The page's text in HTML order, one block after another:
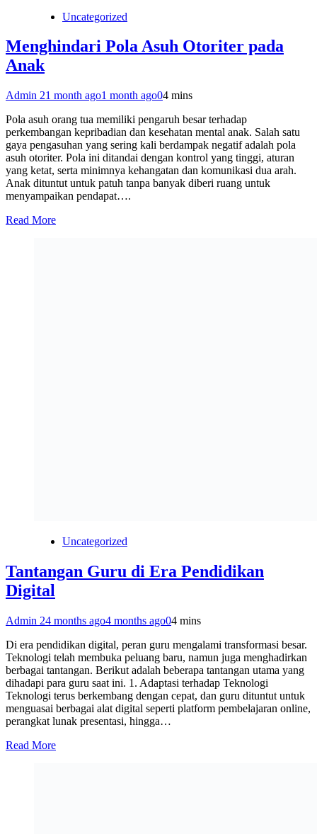
Uncategorized
Menghindari Pola Asuh Otoriter pada
Anak
Admin 21 month ago1 month ago04 mins
Pola asuh orang tua memiliki pengaruh besar terhadap
perkembangan kepribadian dan kesehatan mental anak. Salah satu
gaya pengasuhan yang sering kali berdampak negatif adalah pola
asuh otoriter. Pola ini ditandai dengan kontrol yang tinggi, aturan
yang ketat, serta minimnya kehangatan dan komunikasi dua arah.
Anak dituntut untuk patuh tanpa banyak diberi ruang untuk
menyampaikan pendapat….
Read More
Uncategorized
Tantangan Guru di Era Pendidikan
Digital
Admin 24 months ago4 months ago04 mins
Di era pendidikan digital, peran guru mengalami transformasi besar.
Teknologi telah membuka peluang baru, namun juga menghadirkan
berbagai tantangan. Berikut adalah beberapa tantangan utama yang
dihadapi para guru saat ini. 1. Adaptasi terhadap Teknologi
Teknologi terus berkembang dengan cepat, dan guru dituntut untuk
menguasai berbagai alat digital seperti platform pembelajaran online,
perangkat lunak presentasi, hingga…
Read More